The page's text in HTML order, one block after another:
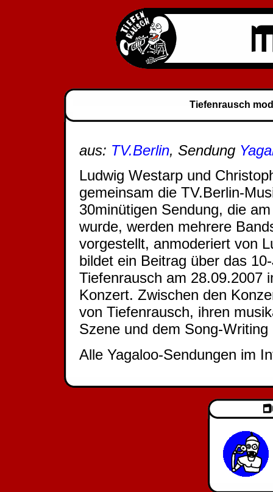
Tiefenrausch
aus: TV.Berlin, Sendung
Ludwig Westarp und
gemeinsam die TV.Berlin-
30minütigen Sendung, die
wurde, werden mehrere
vorgestellt, anmoderiert von
bildet ein Beitrag über das
Tiefenrausch am 28.09.2007
Konzert. Zwischen den
von Tiefenrausch, ihren
Szene und dem Song-Writing
Alle Yagaloo-Sendungen im